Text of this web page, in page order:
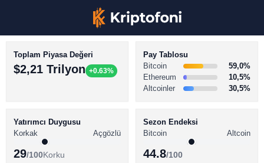
BİTCOİN HABERLERİ
ALTCOİN HABERLERİ
Toplam Piyasa Değeri
$2,21 Trilyon +0.63%
Pay Tablosu
Bitcoin
59,0%
Ethereum
10,5%
Altcoinler
30,5%
Yatırımcı Duygusu
Korkak
Açgözlü
29/100Korku
Sezon Endeksi
Bitcoin
Altcoin
44.8/100